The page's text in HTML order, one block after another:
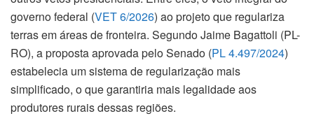
governo federal (VET 6/2026) ao projeto que regulariza
terras em áreas de fronteira. Segundo Jaime Bagattoli (PL-
RO), a proposta aprovada pelo Senado (PL 4.497/2024)
estabelecia um sistema de regularização mais
simplificado, o que garantiria mais legalidade aos
produtores rurais dessas regiões.